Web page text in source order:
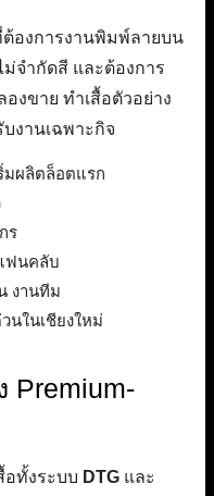
องการงานพิมพ์ลายบน
ม่จำกัดสี และต้องการ
งขาย ทำเสื้อตัวอย่าง
งานเฉพาะกิจ
มผลิตล็อตแรก
ร
ฟนคลับ
งานทีม
นในเชียงใหม่
Premium-
อทั้งระบบ DTG และ